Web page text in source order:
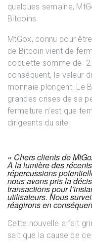
quelques semaine,
Bitcoins.
MtGox, connu pour
de Bitcoin vient de
coquette somme de
conséquent, la valeur
monnaie plongent. Le
grandes crises de sa
fermeture n’est que
dirigeants du site:
« Chers clients de
A la lumière des
répercussions
nous avons pris la
transactions pour
utilisateurs. Nous
réagirons en
Cette nouvelle a fait
sait que la cause de